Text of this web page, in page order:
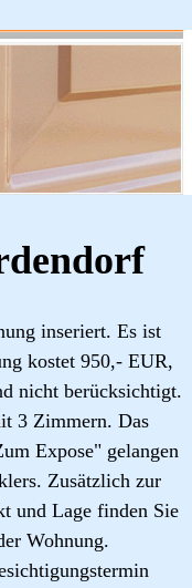
inseriert. Es ist
kostet 950,- EUR,
nicht berücksichtigt.
3 Zimmern. Das
Expose" gelangen
Zusätzlich zur
und Lage finden Sie
Wohnung.